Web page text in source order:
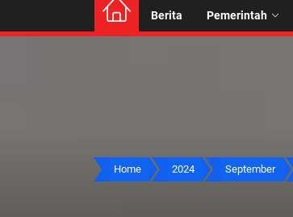
Berita Pemerintah
Home 2024 September